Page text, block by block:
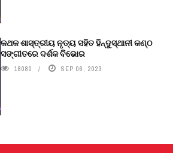
କଥକ ଶାସ୍ତ୍ରୀୟ ନୃତ୍ୟ ସହିତ ହିନ୍ଦୁସ୍ଥାନୀ କଣ୍ଠ
ସଙ୍ଗୀତରେ ଦର୍ଶକ ବିଭୋର
18080 SEP 06, 2023